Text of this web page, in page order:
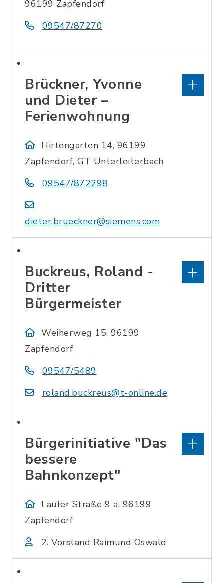
96199 Zapfendorf
09547/87270
Brückner, Yvonne
und Dieter –
Ferienwohnung
Hirtengarten 14, 96199
Zapfendorf, GT Unterleiterbach
09547/872298
dieter.brueckner@siemens.com
Buckreus, Roland -
Dritter
Bürgermeister
Weiherweg 15, 96199
Zapfendorf
09547/5489
roland.buckreus@t-online.de
Bürgerinitiative "Das
bessere
Bahnkonzept"
Laufer Straße 9 a, 96199
Zapfendorf
2. Vorstand Raimund Oswald